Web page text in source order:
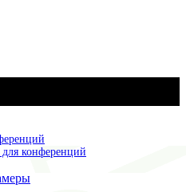
конференций